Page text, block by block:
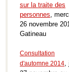
sur la traite des
personnes,
26 novembre
Gatineau
Consultation
d'automne 2014,